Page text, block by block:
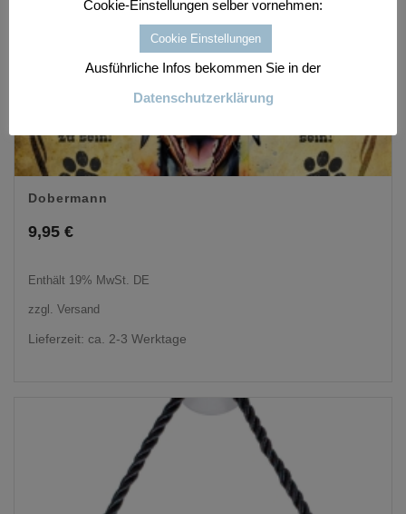
Dobermann
9,95 €
Enthält 19% MwSt. DE
zzgl. Versand
Lieferzeit: ca. 2-3 Werktage
Cookie-Einstellungen selber vornehmen:
Cookie Einstellungen
Ausführliche Infos bekommen Sie in der
Datenschutzerklärung